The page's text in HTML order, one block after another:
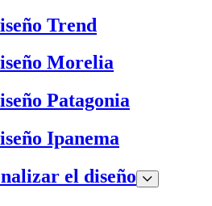
Trend
Morelia
Patagonia
Ipanema
el diseño